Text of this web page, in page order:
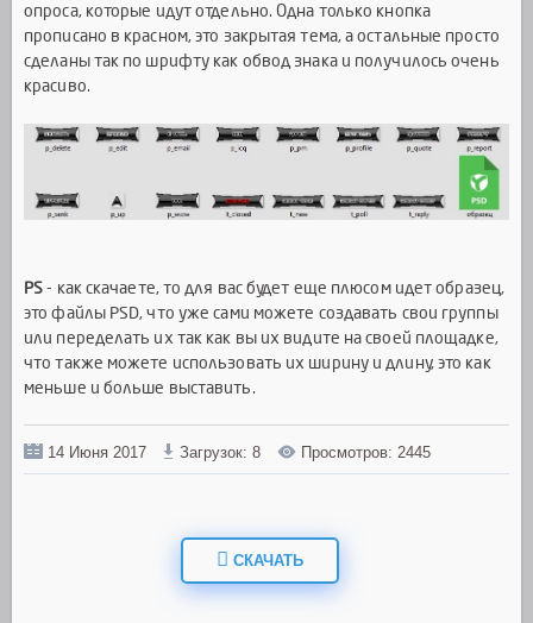
опроса, которые идут отдельно. Одна только кнопка
прописано в красном, это закрытая тема, а остальные просто
сделаны так по шрифту как обвод знака и получилось очень
красиво.
PS- как скачаете, то для вас будет еще плюсом идет образец,
это файлы PSD, что уже сами можете создавать свои группы
или переделать их так как вы их видите на своей площадке,
что также можете использовать их ширину и длину, это как
меньше и больше выставить.
14 Июня 2017 Загрузок: 8 Просмотров: 2445
СКАЧАТЬ